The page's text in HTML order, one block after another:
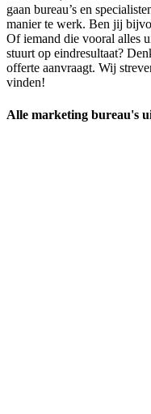
gaan bureau’s en
manier te werk. Ben jij
Of iemand die vooral alles
stuurt op eindresultaat?
offerte aanvraagt. Wij
vinden!
Alle marketing bureau's